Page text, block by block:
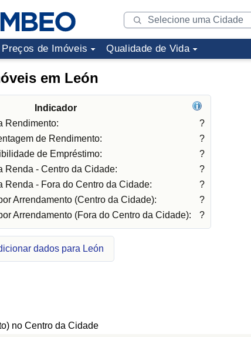
Preços de Imóveis Qualidade de Vida
em León
Indicador
Rendimento:
?
de Rendimento:
?
de Empréstimo:
?
Renda - Centro da Cidade:
?
Renda - Fora do Centro da Cidade:
?
Arrendamento (Centro da Cidade):
?
Arrendamento (Fora do Centro da Cidade):
?
dados para León
no Centro da Cidade